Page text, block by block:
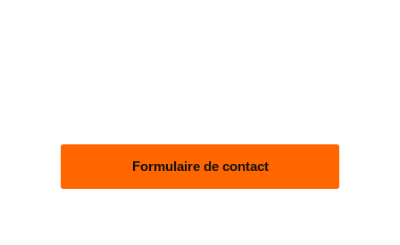
Formulaire de contact